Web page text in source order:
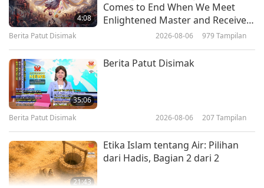
22:12
Orang Suci yang Agung dalam
Nubuat Tiongkok
tentang Planet Kita
26:23
tentang Planet Kita
4:08
Comes to End When We Meet
Enlightened Master and Receive
Berita Patut Disimak 2026-08-06 979 Tampilan
35:06
Berita Patut Disimak
Berita Patut Disimak 2026-08-06 207Tampilan
21:43
Etika Islam tentang Air: Pilihan
dari Hadis, Bagian 2 dari 2